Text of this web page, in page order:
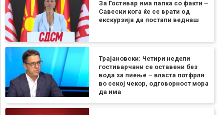
За Гостивар има папка со факти –
Савески кога ќе се врати од
екскурзија да постапи веднаш
Трајановски: Четири недели
гостиварчани се оставени без
вода за пиење – власта потфрли
во секој чекор, одговорност мора
да има